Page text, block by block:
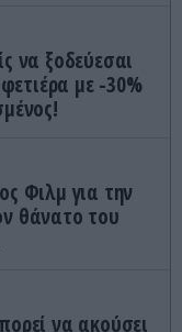
να ξοδεύεσαι
με -30%
Φιλμ για την
θάνατο του
να ακούσει